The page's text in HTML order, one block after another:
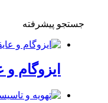
جستجو پیشرفته
ایزوگام